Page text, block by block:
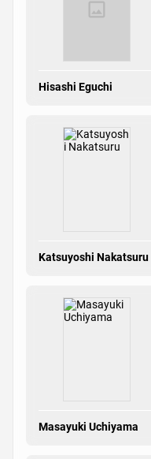
Hisashi Eguchi
Katsuyoshi Nakatsuru
Masayuki Uchiyama